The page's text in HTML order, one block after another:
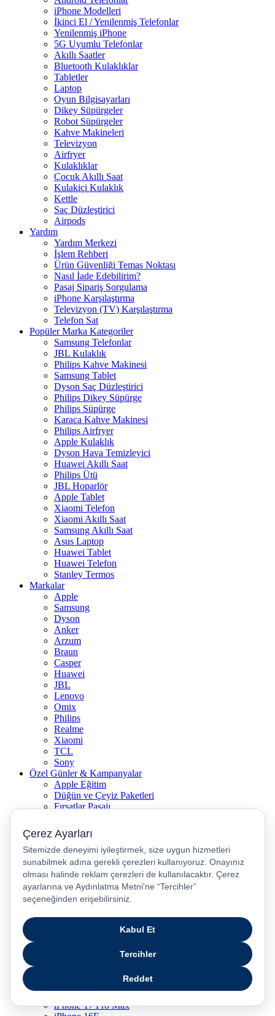
iPhone Modelleri
İkinci El / Yenilenmiş Telefonlar
Yenilenmiş iPhone
5G Uyumlu Telefonlar
Akıllı Saatler
Bluetooth Kulaklıklar
Tabletler
Laptop
Oyun Bilgisayarları
Dikey Süpürgeler
Robot Süpürgeler
Kahve Makineleri
Televizyon
Airfryer
Kulaklıklar
Çocuk Akıllı Saat
Kulakiçi Kulaklık
Kettle
Saç Düzleştirici
Airpods
Yardım
Yardım Merkezi
İşlem Rehberi
Ürün Güvenliği Temas Noktası
Nasıl İade Edebilirim?
Pasaj Sipariş Sorgulama
iPhone Karşılaştırma
Televizyon (TV) Karşılaştırma
Telefon Sat
Popüler Marka Kategoriler
Samsung Telefonlar
JBL Kulaklık
Philips Kahve Makinesi
Samsung Tablet
Dyson Saç Düzleştirici
Philips Dikey Süpürge
Philips Süpürge
Karaca Kahve Makinesi
Philips Airfryer
Apple Kulaklık
Dyson Hava Temizleyici
Huawei Akıllı Saat
Philips Ütü
JBL Hoparlör
Apple Tablet
Xiaomi Telefon
Xiaomi Akıllı Saat
Samsung Akıllı Saat
Asus Laptop
Huawei Tablet
Huawei Telefon
Stanley Termos
Markalar
Apple
Samsung
Dyson
Anker
Arzum
Braun
Casper
Huawei
JBL
Lenovo
Omix
Philips
Realme
Xiaomi
TCL
Sony
Özel Günler & Kampanyalar
Apple Eğitim
Düğün ve Çeyiz Paketleri
Fırsatlar Pasajı
Uykusu Kaçanlar Kulübü
Sevgililer Günü Hediyeleri
Vergisiz Telefonlar
Vergisiz Bilgisayarlar
Karne Hediyeleri
Kurban Bayramı Kampanyası
Resmi Tatil Günleri
Pasaj Ödeme Teklifleri
Anneler Günü Hediyeleri
iPhone 16 Pro Max
iPhone 17 Pro Max